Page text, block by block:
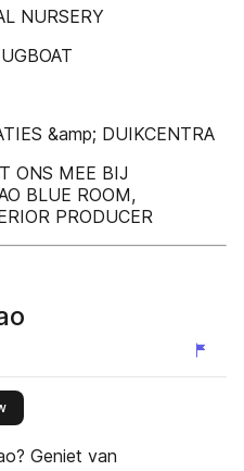
NURSERY
&amp; DUIKCENTRA
ONS MEE BIJ
BLUE ROOM,
PRODUCER
this publisher
Geniet van